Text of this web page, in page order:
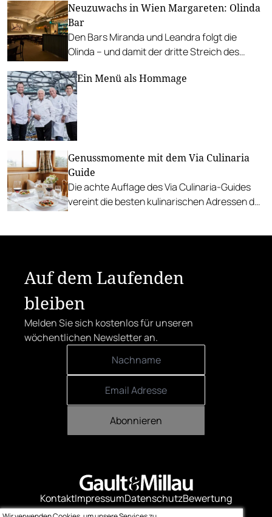
Neuzuwachs in Wien Margareten: Olinda
Bar
Den Bars Miranda und Leandra folgt die
Olinda – und damit der dritte Streich des
Ein Menü als Hommage
Genussmomente mit dem Via Culinaria
Guide
Die achte Auflage des Via Culinaria-Guides
vereint die besten kulinarischen Adressen des
Auf dem Laufenden
bleiben
Melden Sie sich kostenlos für unseren
wöchentlichen Newsletter an.
Abonnieren
KontaktImpressumDatenschutzBewertung
Logo-Downloads